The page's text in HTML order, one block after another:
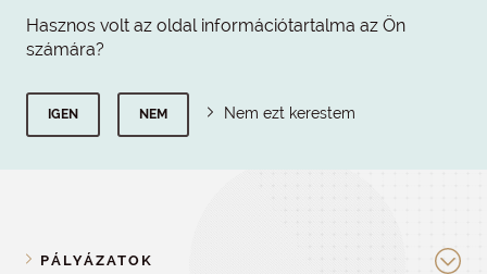
Hasznos volt az oldal információtartalma az Ön
számára?
IGEN NEM Nem ezt kerestem
PÁLYÁZATOK